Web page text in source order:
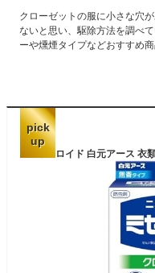
クローゼットの服に小さな穴
ないと思い、駆除方法を調べ
ーや燻煙タイプなどおすすめ
pick
up